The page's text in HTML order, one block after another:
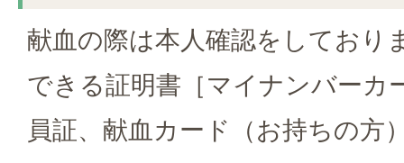
献血の際は本人確認をしており
できる証明書［マイナンバーカ
員証、献血カード（お持ちの方